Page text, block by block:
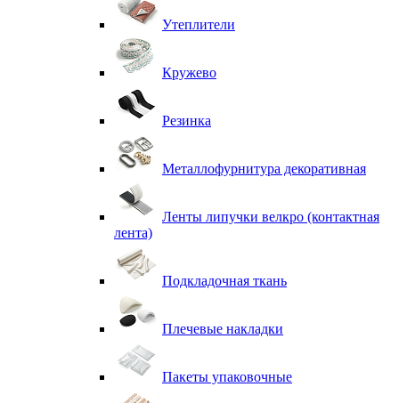
Утеплители
Кружево
Резинка
Металлофурнитура декоративная
Ленты липучки велкро (контактная
лента)
Подкладочная ткань
Плечевые накладки
Пакеты упаковочные